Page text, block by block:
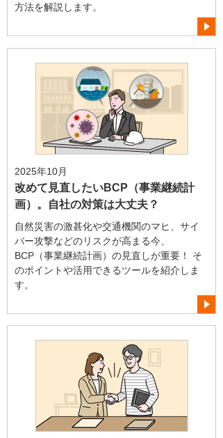
方法を解説します。
2025年10月
改めて見直したいBCP（事業継続計
画）。自社の対策は大丈夫？
自然災害の激甚化や交通機関のマヒ、サイ
バー攻撃などのリスクが高まる今、
BCP（事業継続計画）の見直しが重要！ そ
のポイントや活用できるツールを紹介しま
す。